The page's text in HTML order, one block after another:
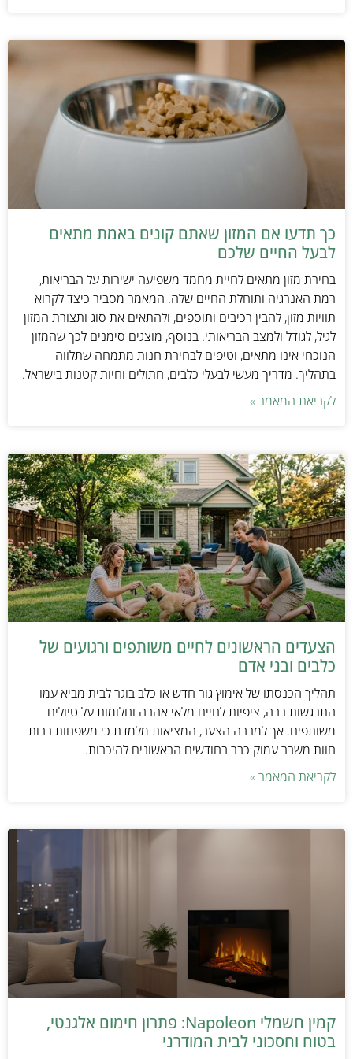
כך תדעו אם המזון שאתם קונים באמת מתאים
לבעל החיים שלכם
בחירת מזון מתאים לחיית מחמד משפיעה ישירות על הבריאות,
רמת האנרגיה ותוחלת החיים שלה. המאמר מסביר כיצד לקרוא
תוויות מזון, להבין רכיבים ותוספים, ולהתאים את סוג ותצורת המזון
לגיל, לגודל ולמצב הבריאותי. בנוסף, מוצגים סימנים לכך שהמזון
הנוכחי אינו מתאים, וטיפים לבחירת חנות מתמחה שתלווה
בתהליך. מדריך מעשי לבעלי כלבים, חתולים וחיות קטנות בישראל.
לקריאת המאמר »
הצעדים הראשונים לחיים משותפים ורגועים של
כלבים ובני אדם
תהליך הכנסתו של אימוץ גור חדש או כלב בוגר לבית מביא עמו
התרגשות רבה, ציפיות לחיים מלאי אהבה וחלומות על טיולים
משותפים. אך למרבה הצער, המציאות מלמדת כי משפחות רבות
חוות משבר עמוק כבר בחודשים הראשונים להיכרות.
לקריאת המאמר »
קמין חשמלי Napoleon: פתרון חימום אלגנטי,
בטוח וחסכוני לבית המודרני